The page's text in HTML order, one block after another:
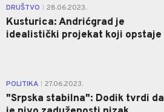
DRUŠTVO 28.06.2023.
Kusturica: Andrićgrad je
idealistički projekat koji opstaje
POLITIKA 27.06.2023.
"Srpska stabilna": Dodik tvrdi da